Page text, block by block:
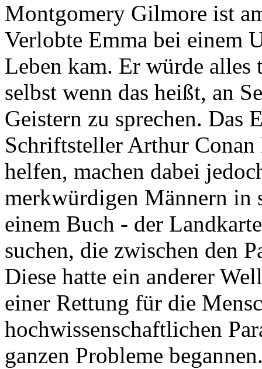
Montgomery Gilmore ist
Verlobte Emma bei einem
Leben kam. Er würde alles
selbst wenn das heißt, an
Geistern zu sprechen. Das
Schriftsteller Arthur
helfen, machen dabei
merkwürdigen Männern in
einem Buch - der
suchen, die zwischen den
Diese hatte ein anderer
einer Rettung für die
hochwissenschaftlichen
ganzen Probleme